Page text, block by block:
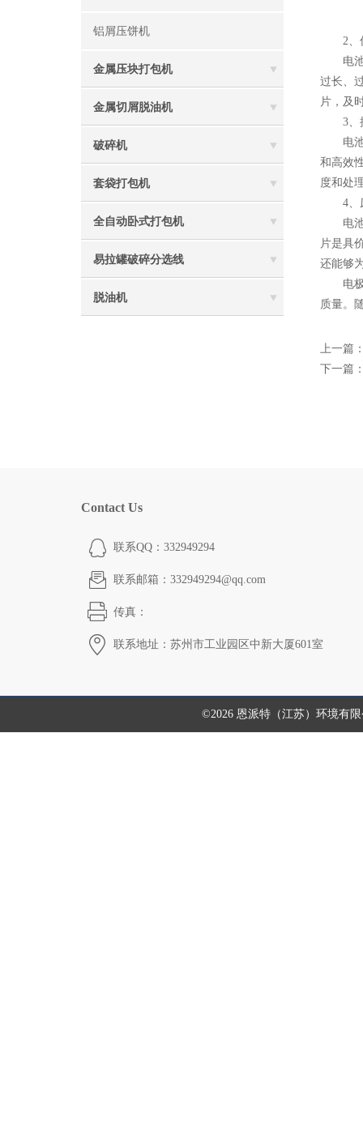
铝屑压饼机
金属压块打包机
金属切屑脱油机
破碎机
套袋打包机
全自动卧式打包机
易拉罐破碎分选线
脱油机
2、优
电池
过长、
片，及
3、
电池
和高效
度和处
4、废
电池
片是具
还能够
电极
质量。
上一篇
下一篇
Contact Us
联系QQ：332949294
联系邮箱：332949294@qq.com
传真：
联系地址：苏州市工业园区中新大厦601室
©2026 恩派特（江苏）环境有